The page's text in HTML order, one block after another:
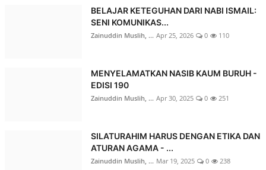
BELAJAR KETEGUHAN DARI NABI ISMAIL:
SENI KOMUNIKAS...
Zainuddin Muslih, ... Apr 25, 2026 0 110
MENYELAMATKAN NASIB KAUM BURUH -
EDISI 190
Zainuddin Muslih, ... Apr 30, 2025 0 251
SILATURAHIM HARUS DENGAN ETIKA DAN
ATURAN AGAMA - ...
Zainuddin Muslih, ... Mar 19, 2025 0 238